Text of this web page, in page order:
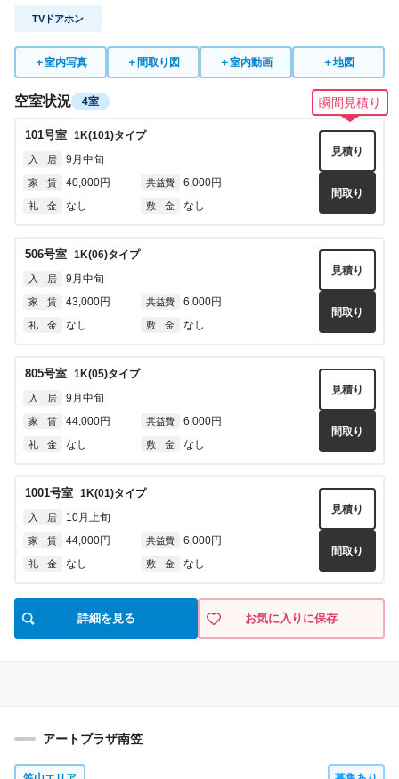
TVドアホン
＋室内写真 ＋ 間取り図 ＋室内動画 ＋地図
空室状況 4室 瞬間見積り
101号室 1K(101)タイプ
入 居 9月中旬
家 賃 40,000円 共益費 6,000円
礼 金 なし 敷 金 なし
見積り
間取り
506号室 1K(06)タイプ
入 居 9月中旬
家 賃 43,000円 共益費 6,000円
礼 金 なし 敷 金 なし
見積り
間取り
805号室 1K(05)タイプ
入 居 9月中旬
家 賃 44,000円 共益費 6,000円
礼 金 なし 敷 金 なし
見積り
間取り
1001号室 1K(01)タイプ
入 居 10月上旬
家 賃 44,000円 共益費 6,000円
礼 金 なし 敷 金 なし
見積り
間取り
詳細を見る お気に入りに保存
アートプラザ南笠